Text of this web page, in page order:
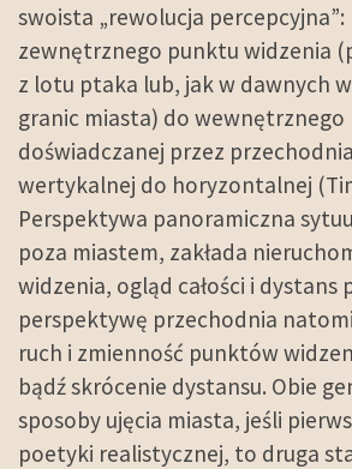
swoista „rewolucja percepcyjna”:
zewnętrznego punktu widzenia
z lotu ptaka lub, jak w dawnych
granic miasta) do wewnętrznego
doświadczanej przez
wertykalnej do horyzontalnej
Perspektywa panoramiczna
poza miastem, zakłada
widzenia, ogląd całości i dystans
perspektywę przechodnia
ruch i zmienność punktów
bądź skrócenie dystansu. Obie
sposoby ujęcia miasta, jeśli
poetyki realistycznej, to druga